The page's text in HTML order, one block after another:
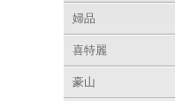
婦品
喜特麗
豪山